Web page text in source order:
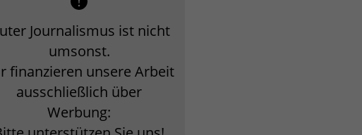
Journalismus ist nicht
umsonst.
finanzieren unsere Arbeit
ausschließlich über
Werbung: